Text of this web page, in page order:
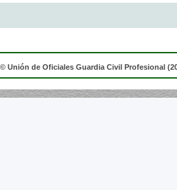
© Unión de Oficiales Guardia Civil Profesional